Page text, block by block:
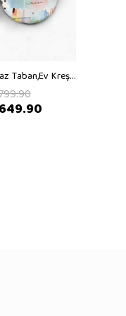
Kokopatik,Kaydırmaz Taban,Ev Kreş Patiği,Unisex Bebek Patiği,Pamuklu Yenidoğan Patik,Rengarenk Desenli Patik